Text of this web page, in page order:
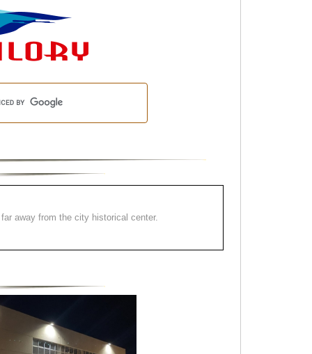
away from the city historical center.